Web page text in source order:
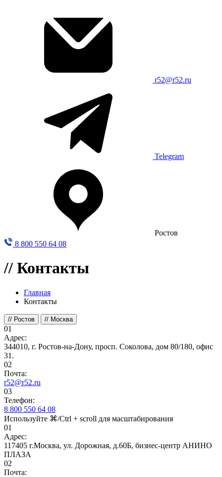
r52@r52.ru
Telegram
Ростов
8 800 550 64 08
// Контакты
Главная
Контакты
// Ростов // Москва
01
Адрес:
344010, г. Ростов-на-Дону, просп. Соколова, дом 80/180, офис
31.
02
Почта:
r52@r52.ru
03
Телефон:
8 800 550 64 08
Используйте ⌘/Ctrl + scroll для масштабирования
01
Адрес:
117405 г.Москва, ул. Дорожная, д.60Б, бизнес-центр АНИНО
ПЛАЗА
02
Почта: